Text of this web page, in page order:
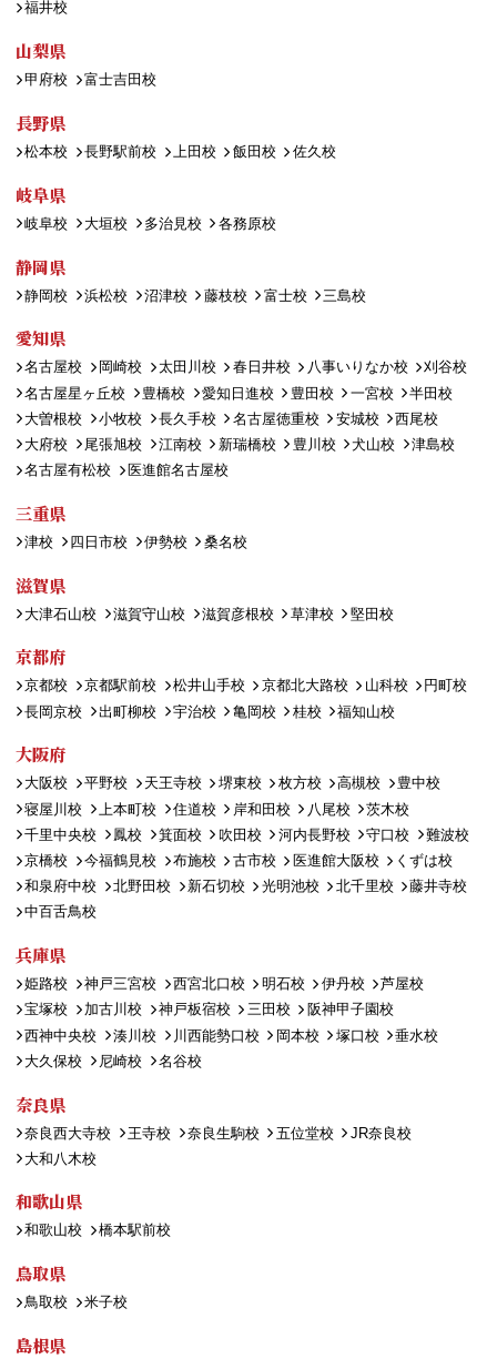
福井校
山梨県
甲府校 富士吉田校
長野県
松本校 長野駅前校 上田校 飯田校 佐久校
岐阜県
岐阜校 大垣校 多治見校 各務原校
静岡県
静岡校 浜松校 沼津校 藤枝校 富士校 三島校
愛知県
名古屋校 岡崎校 太田川校 春日井校 八事いりなか校
刈谷校
名古屋星ヶ丘校
豊橋校 愛知日進校 豊田校 一宮校
半田校
大曽根校
小牧校 長久手校 名古屋徳重校 安城校
西尾校
大府校
尾張旭校 江南校 新瑞橋校 豊川校 犬山校
津島校
名古屋有松校
医進館名古屋校
三重県
津校 四日市校 伊勢校 桑名校
滋賀県
大津石山校 滋賀守山校 滋賀彦根校 草津校 堅田校
京都府
京都校 京都駅前校 松井山手校 京都北大路校 山科校
円町校
長岡京校
出町柳校 宇治校 亀岡校 桂校 福知山校
大阪府
大阪校 平野校 天王寺校 堺東校 枚方校 高槻校
豊中校
寝屋川校
上本町校 住道校 岸和田校 八尾校
茨木校
千里中央校
鳳校 箕面校 吹田校 河内長野校 守口校
難波校
京橋校
今福鶴見校 布施校 古市校 医進館大阪校
くずは校
和泉府中校
北野田校 新石切校 光明池校 北千里校
藤井寺校
中百舌鳥校
兵庫県
姫路校 神戸三宮校 西宮北口校 明石校 伊丹校
芦屋校
宝塚校
加古川校 神戸板宿校 三田校
阪神甲子園校
西神中央校
湊川校 川西能勢口校 岡本校 塚口校
垂水校
大久保校
尼崎校 名谷校
奈良県
奈良西大寺校 王寺校 奈良生駒校 五位堂校
JR奈良校
大和八木校
和歌山県
和歌山校 橋本駅前校
鳥取県
鳥取校 米子校
島根県